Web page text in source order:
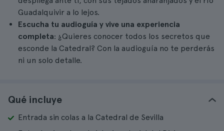
Guadalquivir a lo lejos.
Escucha tu audioguía y vive una experiencia
completa: ¿Quieres conocer todos los secretos que
esconde la Catedral? Con la audioguía no te perderás
ni un solo detalle.
Qué incluye
Entrada sin colas a la Catedral de Sevilla